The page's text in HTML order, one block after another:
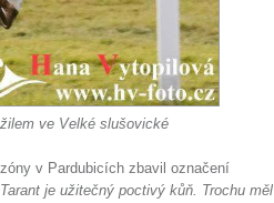
ve Velké slušovické
v Pardubicích zbavil označení
je užitečný poctivý kůň. Trochu měl